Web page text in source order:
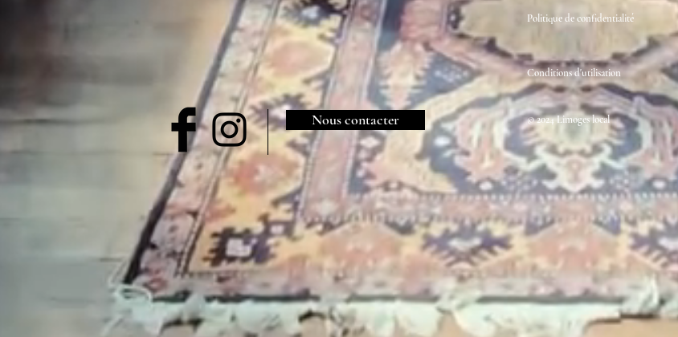
Politique de confidentialité
Nous contacter
Conditions d'utilisation
© 2024 Limoges local